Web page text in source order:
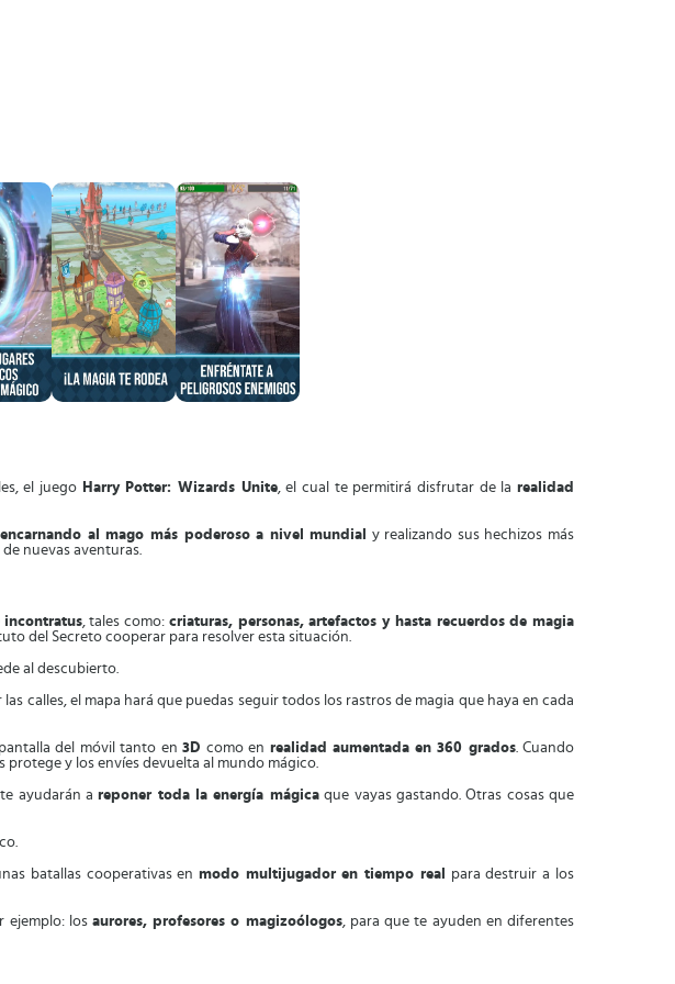
el juego Harry Potter: Wizards Unite, el cual te permitirá disfrutar de larealidad
encarnando al mago más poderoso a nivel mundial
y realizando sus hechizos más
nuevas aventuras.
incontratus, tales como: criaturas, personas, artefactos y hasta recuerdos de magia
del Secreto cooperar para resolver esta situación.
al descubierto.
calles, el mapa hará que puedas seguir todos los rastros de magia que haya en cada
del móvil tanto en3D como en realidad aumentada en 360 grados. Cuando
y los envíes devuelta al mundo mágico.
te ayudarán areponer toda la energía mágicaque vayas gastando. Otras cosas que
batallas cooperativas enmodo multijugador en tiempo real
para destruir a los
ejemplo: losaurores, profesores o magizoólogos, para que te ayuden en diferentes